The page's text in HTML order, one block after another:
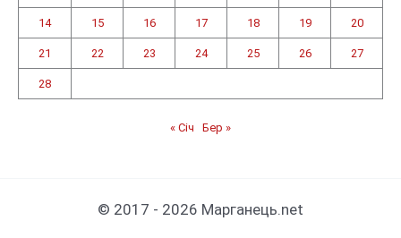
14 15 16 17 18 19 20
21 22 23 24 25 26 27
28
« Січ Бер »
© 2017 - 2026 Марганець.net